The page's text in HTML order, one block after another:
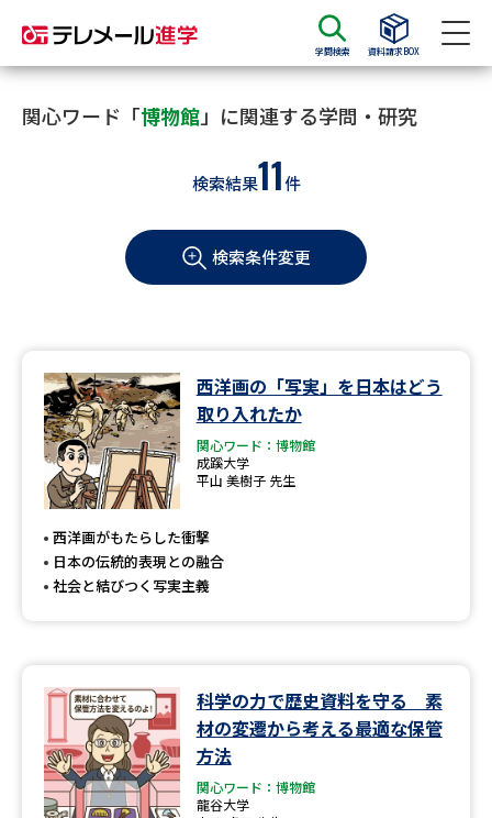
学問検索 資料請求BOX
資料請求 資料検索
大学・短大の資料種類から請求
学部・学科パンフ
過去問題集
大学・短大以外の資料から請求
専門学校の資料請求 大学院の資料請求
留学・進学関連、塾・予備校
高等学校（情報）教員資格認定
関心ワード「博物館」に関連する学問・研究
検索結果11件
検索条件変更
西洋画の「写実」を日本はどう
取り入れたか
関心ワード：博物館
成蹊大学
平山 美樹子 先生
西洋画がもたらした衝撃
日本の伝統的表現との融合
社会と結びつく写実主義
科学の力で歴史資料を守る 素
材の変遷から考える最適な保管
方法
関心ワード：博物館
龍谷大学